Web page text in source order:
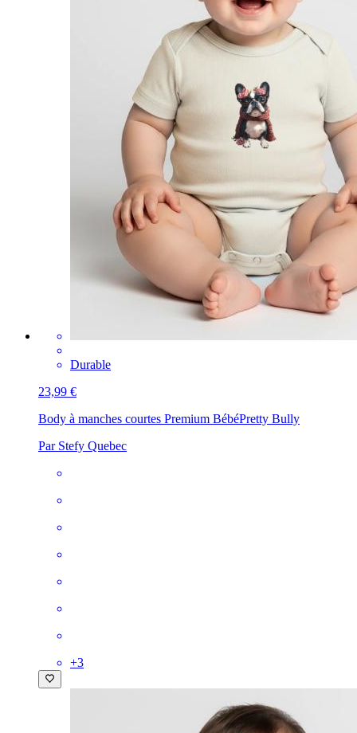
Durable
23,99 €
Body à manches courtes Premium BébéPretty Bully
Par Stefy Quebec
+3